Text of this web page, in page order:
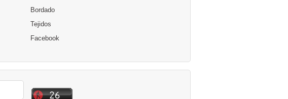
Bordado
Tejidos
Facebook